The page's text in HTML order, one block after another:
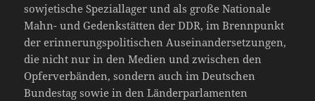
sowjetische Speziallager und als große Nationale
Mahn- und Gedenkstätten der DDR, im Brennpunkt
der erinnerungspolitischen Auseinandersetzungen,
die nicht nur in den Medien und zwischen den
Opferverbänden, sondern auch im Deutschen
Bundestag sowie in den Länderparlamenten